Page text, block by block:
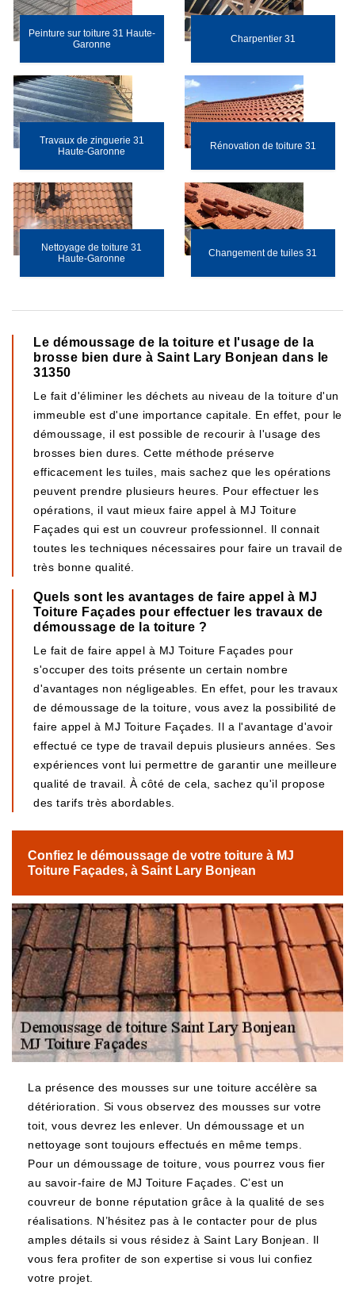
Peinture sur toiture 31 Haute-
Garonne
Charpentier 31
Travaux de zinguerie 31
Haute-Garonne
Rénovation de toiture 31
Nettoyage de toiture 31
Haute-Garonne
Changement de tuiles 31
Le démoussage de la toiture et l'usage de la
brosse bien dure à Saint Lary Bonjean dans le
31350
Le fait d'éliminer les déchets au niveau de la toiture d'un
immeuble est d'une importance capitale. En effet, pour le
démoussage, il est possible de recourir à l'usage des
brosses bien dures. Cette méthode préserve
efficacement les tuiles, mais sachez que les opérations
peuvent prendre plusieurs heures. Pour effectuer les
opérations, il vaut mieux faire appel à MJ Toiture
Façades qui est un couvreur professionnel. Il connait
toutes les techniques nécessaires pour faire un travail de
très bonne qualité.
Quels sont les avantages de faire appel à MJ
Toiture Façades pour effectuer les travaux de
démoussage de la toiture ?
Le fait de faire appel à MJ Toiture Façades pour
s'occuper des toits présente un certain nombre
d'avantages non négligeables. En effet, pour les travaux
de démoussage de la toiture, vous avez la possibilité de
faire appel à MJ Toiture Façades. Il a l'avantage d'avoir
effectué ce type de travail depuis plusieurs années. Ses
expériences vont lui permettre de garantir une meilleure
qualité de travail. À côté de cela, sachez qu'il propose
des tarifs très abordables.
Confiez le démoussage de votre toiture à MJ
Toiture Façades, à Saint Lary Bonjean
La présence des mousses sur une toiture accélère sa
détérioration. Si vous observez des mousses sur votre
toit, vous devrez les enlever. Un démoussage et un
nettoyage sont toujours effectués en même temps.
Pour un démoussage de toiture, vous pourrez vous fier
au savoir-faire de MJ Toiture Façades. C’est un
couvreur de bonne réputation grâce à la qualité de ses
réalisations. N’hésitez pas à le contacter pour de plus
amples détails si vous résidez à Saint Lary Bonjean. Il
vous fera profiter de son expertise si vous lui confiez
votre projet.